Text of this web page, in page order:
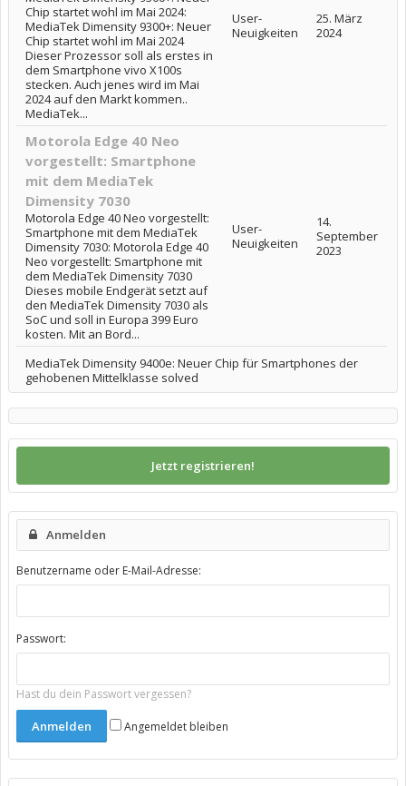
Chip startet wohl im Mai 2024:
MediaTek Dimensity 9300+: Neuer
Chip startet wohl im Mai 2024
Dieser Prozessor soll als erstes in
dem Smartphone vivo X100s
stecken. Auch jenes wird im Mai
2024 auf den Markt kommen..
MediaTek...
User-
Neuigkeiten
25. März
2024
Motorola Edge 40 Neo
vorgestellt: Smartphone
mit dem MediaTek
Dimensity 7030
Motorola Edge 40 Neo vorgestellt:
Smartphone mit dem MediaTek
Dimensity 7030: Motorola Edge 40
Neo vorgestellt: Smartphone mit
dem MediaTek Dimensity 7030
Dieses mobile Endgerät setzt auf
den MediaTek Dimensity 7030 als
SoC und soll in Europa 399 Euro
kosten. Mit an Bord...
User-
Neuigkeiten
14.
September
2023
MediaTek Dimensity 9400e: Neuer Chip für Smartphones der
gehobenen Mittelklasse solved
Jetzt registrieren!
Anmelden
Benutzername oder E-Mail-Adresse:
Passwort:
Hast du dein Passwort vergessen?
Angemeldet bleiben